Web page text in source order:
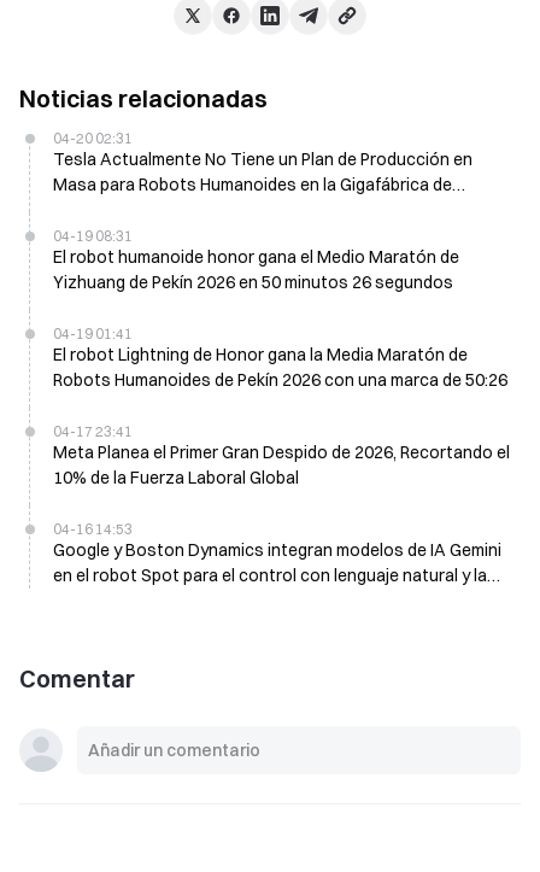
Noticias relacionadas
04-20 02:31
Tesla Actualmente No Tiene un Plan de Producción en
Masa para Robots Humanoides en la Gigafábrica de
04-19 08:31
El robot humanoide honor gana el Medio Maratón de
Yizhuang de Pekín 2026 en 50 minutos 26 segundos
04-19 01:41
El robot Lightning de Honor gana la Media Maratón de
Robots Humanoides de Pekín 2026 con una marca de 50:26
04-17 23:41
Meta Planea el Primer Gran Despido de 2026, Recortando el
10% de la Fuerza Laboral Global
04-16 14:53
Google y Boston Dynamics integran modelos de IA Gemini
en el robot Spot para el control con lenguaje natural y la
Comentar